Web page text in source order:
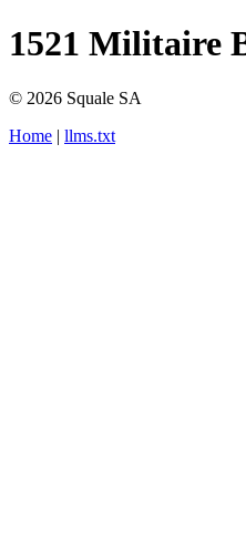
1521 Militaire
© 2026 Squale SA
Home | llms.txt